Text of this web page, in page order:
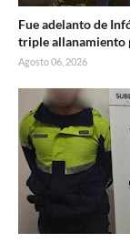
Fue adelanto de
triple allanamiento
Agosto 06, 2026